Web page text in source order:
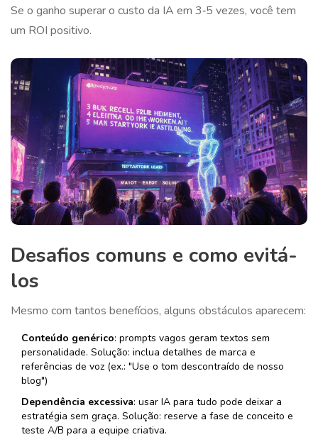
Se o ganho superar o custo da IA em 3‑5 vezes, você tem
um ROI positivo.
Desafios comuns e como evitá-
los
Mesmo com tantos benefícios, alguns obstáculos aparecem:
Conteúdo genérico: prompts vagos geram textos sem
personalidade. Solução: inclua detalhes de marca e
referências de voz (ex.: "Use o tom descontraído de nosso
blog")
Dependência excessiva: usar IA para tudo pode deixar a
estratégia sem graça. Solução: reserve a fase de conceito e
teste A/B para a equipe criativa.